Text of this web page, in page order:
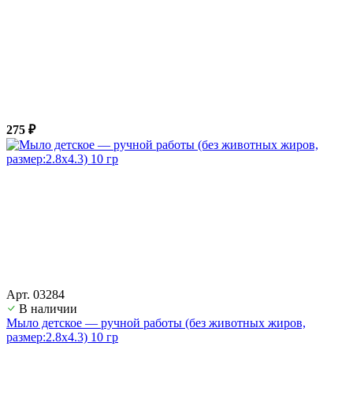
275 ₽
Арт. 03284
В наличии
Мыло детское — ручной работы (без животных жиров,
размер:2.8х4.3) 10 гр